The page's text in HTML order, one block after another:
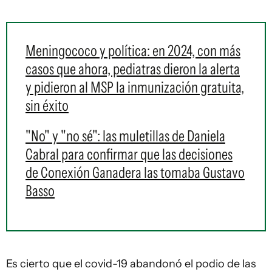
Meningococo y política: en 2024, con más
casos que ahora, pediatras dieron la alerta
y pidieron al MSP la inmunización gratuita,
sin éxito
"No" y "no sé": las muletillas de Daniela
Cabral para confirmar que las decisiones
de Conexión Ganadera las tomaba Gustavo
Basso
Es cierto que el covid-19 abandonó el podio de las